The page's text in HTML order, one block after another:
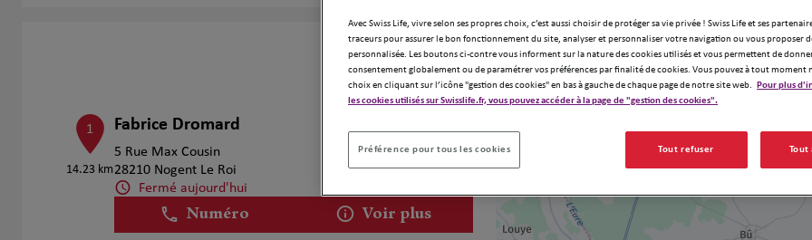
2 agences Swiss Life à Vernouillet
1
14.23 km
Fabrice Dromard
5 Rue Max Cousin
28210 Nogent Le Roi
Fermé aujourd'hui
Numéro Voir plus
Avec Swiss Life, vivre selon ses propres choix, c’est aussi choisir de protéger sa vie privée ! Swiss Life et ses
traceurs pour assurer le bon fonctionnement du site, analyser et personnaliser votre navigation ou vous proposer
personnalisée. Les boutons ci-contre vous informent sur la nature des cookies utilisés et vous permettent de
consentement globalement ou de paramétrer vos préférences par finalité de cookies. Vous pouvez à tout moment
choix en cliquant sur l’icône "gestion des cookies" en bas à gauche de chaque page de notre site web. Pour plus
les cookies utilisés sur Swisslife.fr, vous pouvez accéder à la page de "gestion des cookies".
Préférence pour tous les cookies Tout refuser